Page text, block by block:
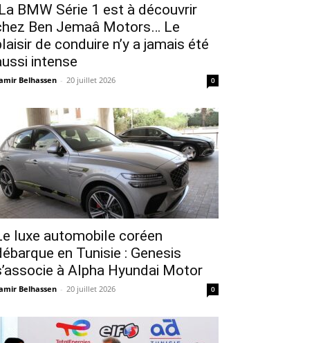
La BMW Série 1 est à découvrir
Ben Jemaâ Motors… Le
de conduire n’y a jamais été
intense
Belhassen - 20 juillet 2026 0
luxe automobile coréen
en Tunisie : Genesis
à Alpha Hyundai Motor
Belhassen - 20 juillet 2026 0